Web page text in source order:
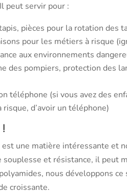
peut servir pour :
pièces pour la rotation des
pour les métiers à risque
aux environnements
des pompiers, protection des
téléphone (si vous avez des
d’avoir un téléphone)
une matière intéressante et
et résistance, il peut
nous développons
croissante.